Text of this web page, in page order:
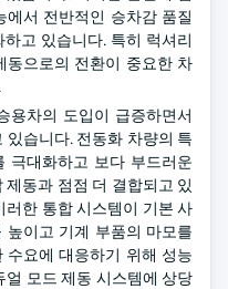
서 전반적인 승차감 품질
고 있습니다. 특히 럭셔리
동으로의 전환이 중요한 차
용차의 도입이 급증하면서
습니다. 전동화 차량의 특
극대화하고 보다 부드러운
동과 점점 더 결합되고 있
한 통합 시스템이 기본 사
이고 기계 부품의 마모를
수요에 대응하기 위해 성능
모드 제동 시스템에 상당